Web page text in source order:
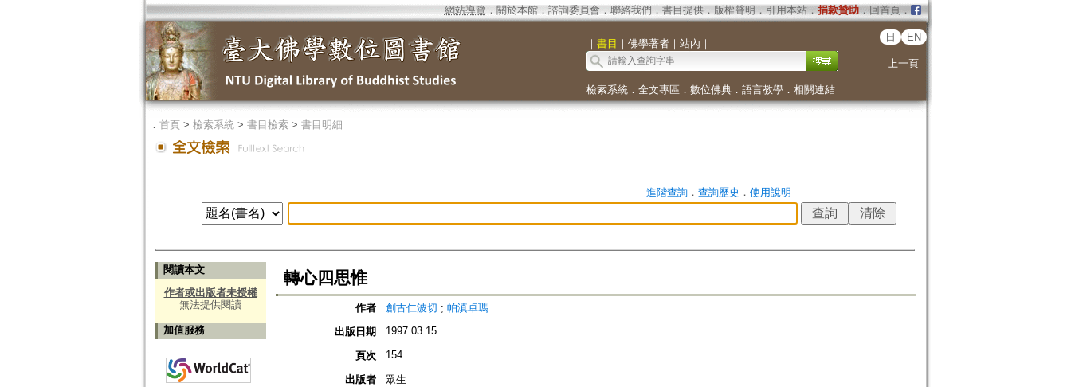
網站導覽 ． 關於本館． 諮詢委員會． 聯絡我們 ． 書目提供． 版權聲明 ． 引用本站． 捐款贊助．回首頁．
｜ 書目 ｜ 佛學著者｜ 站內 ｜
日 EN
上一頁
檢索系統． 全文專區 ． 數位佛典． 語言教學． 相關連結
． 首頁> 檢索系統> 書目檢索> 書目明細
進階查詢． 查詢歷史 ． 使用說明
閱讀本文
作者或出版者未授權
無法提供閱讀
加值服務
轉心四思惟
作者 創古仁波切 ; 帕滇卓瑪
出版日期
1997.03.15
頁次 154
出版者
眾生